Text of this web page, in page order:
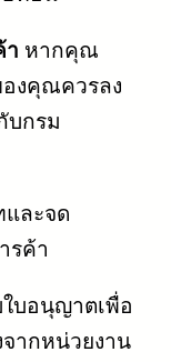
า หากคุณ
งคุณควรลง
บกรม
และจด
รค้า
บอนุญาตเพื่อ
ากหน่วยงาน